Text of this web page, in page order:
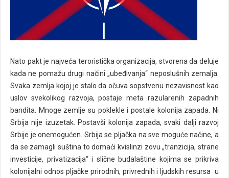
Nato pakt je najveća teroristička organizacija, stvorena da deluje
kada ne pomažu drugi načini „ubeđivanja“ neposlušnih zemalja.
Svaka zemlja kojoj je stalo da očuva sopstvenu nezavisnost kao
uslov svekolikog razvoja, postaje meta razularenih zapadnih
bandita. Mnoge zemlje su poklekle i postale kolonija zapada. Ni
Srbija nije izuzetak. Postavši kolonija zapada, svaki dalji razvoj
Srbije je onemogućen. Srbija se pljačka na sve moguće načine, a
da se zamagli suština to domaći kvislinzi zovu „tranzicija, strane
investicije, privatizacija“ i slične budalaštine kojima se prikriva
kolonijalni odnos pljačke prirodnih, privrednih i ljudskih resursa u